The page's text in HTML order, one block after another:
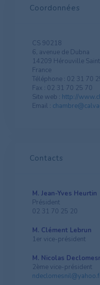
Coordonnées
CS 90218
6, avenue de Dubna
14209 Hérouville
France
Téléphone : 02 31 70
Fax : 02 31 70 25 70
Site web : http://
Email :
Contacts
M. Jean-Yves Heurtin
Président
02 31 70 25 20
M. Clément Lebrun
1er vice-président
M. Nicolas
2ème vice-président